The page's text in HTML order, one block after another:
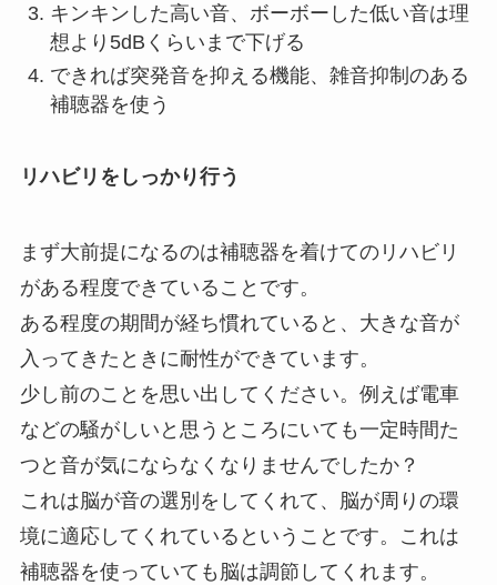
キンキンした高い音、ボーボーした低い音は理
想より5dBくらいまで下げる
できれば突発音を抑える機能、雑音抑制のある
補聴器を使う
リハビリをしっかり行う
まず大前提になるのは補聴器を着けてのリハビリ
がある程度できていることです。
ある程度の期間が経ち慣れていると、大きな音が
入ってきたときに耐性ができています。
少し前のことを思い出してください。例えば電車
などの騒がしいと思うところにいても一定時間た
つと音が気にならなくなりませんでしたか？
これは脳が音の選別をしてくれて、脳が周りの環
境に適応してくれているということです。これは
補聴器を使っていても脳は調節してくれます。